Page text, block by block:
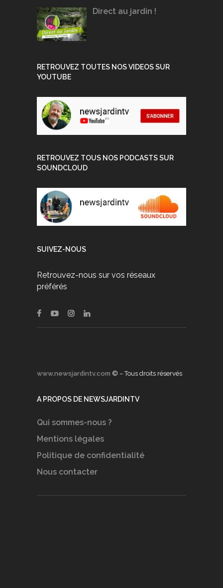
Direct au jardin !
RETROUVEZ TOUTES NOS VIDEOS SUR
YOUTUBE
RETROUVEZ TOUS NOS PODCASTS SUR
SOUNDCLOUD
SUIVEZ-NOUS
Retrouvez-nous sur vos réseaux
préférés
www.newsjardintv.com © – Tous droits réservés
A PROPOS DE NEWSJARDINTV
Qui sommes-nous ?
Mentions légales
Politique de confidentialité
Nous contacter